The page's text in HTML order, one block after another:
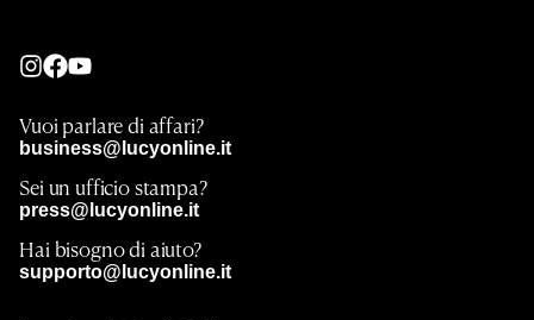
Vuoi parlare di affari?
business@lucyonline.it
Sei un ufficio stampa?
press@lucyonline.it
Hai bisogno di aiuto?
supporto@lucyonline.it